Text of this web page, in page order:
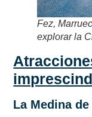
Fez,
explorar la
La Medina